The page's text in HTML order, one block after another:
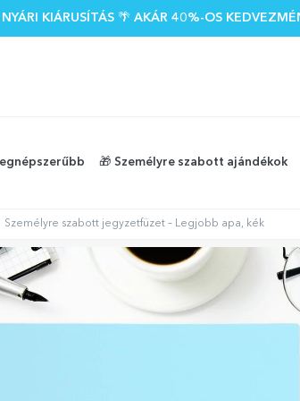
NYÁRI KIÁRUSÍTÁS 🌴 AKÁR 40%-OS
🎁 Személyre szabott ajándékok
Személyre szabott jegyzetfüzet – Legjobb apa, kék